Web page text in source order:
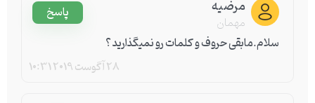
مرضیه
مهمان
28 آگوست 2019 10:31
سلام.مابقی حروف و کلمات رو نمیگذارید؟
پاسخ